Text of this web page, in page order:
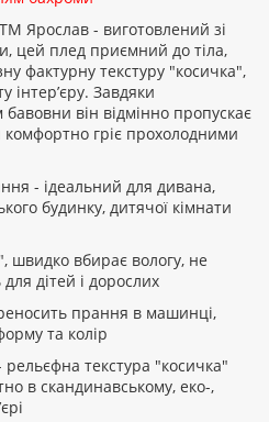
Ярослав - виготовлений зі
цей плед приємний до тіла,
фактурну текстуру "косичка",
інтер’єру. Завдяки
він відмінно пропускає
комфортно гріє прохолодними
- ідеальний для дивана,
будинку, дитячої кімнати
швидко вбирає вологу, не
для дітей і дорослих
прання в машинці,
та колір
текстура "косичка"
в скандинавському, еко-,